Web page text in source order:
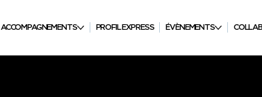
ACCOMPAGNEMENTS PROFIL EXPRESS ÉVÈNEMENTS